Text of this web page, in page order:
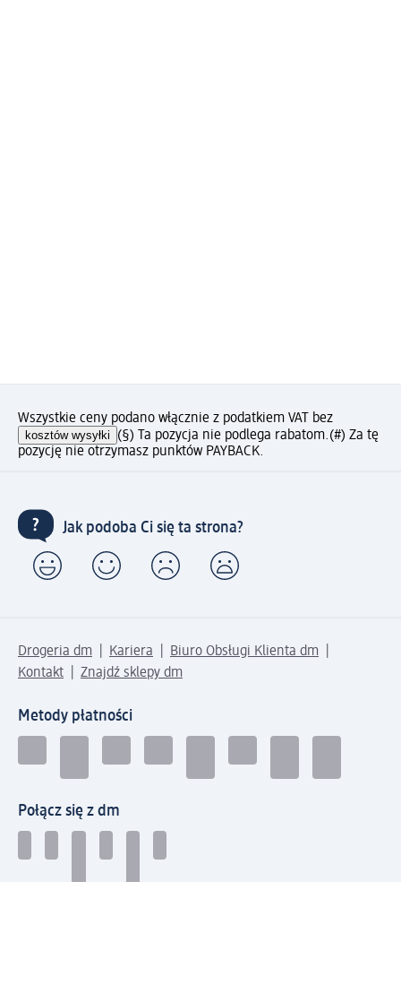
Wszystkie ceny podano włącznie z podatkiem VAT bez
kosztów wysyłki (§) Ta pozycja nie podlega rabatom.(#) Za tę
pozycję nie otrzymasz punktów PAYBACK.
Jak podoba Ci się ta strona?
Drogeria dm Kariera
Biuro Obsługi Klienta dm
Kontakt
Znajdź sklepy dm
Metody płatności
Połącz się z dm